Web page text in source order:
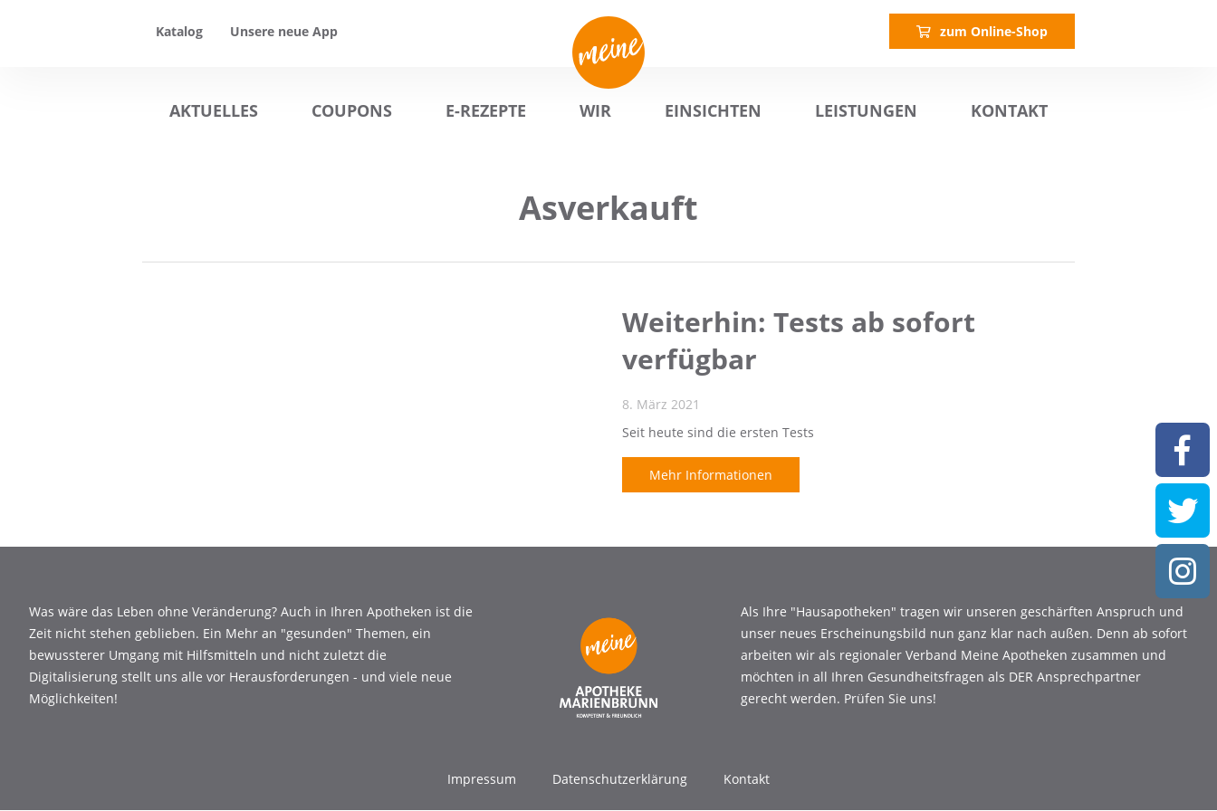
Katalog Unsere neue App zum Online-Shop
AKTUELLES COUPONS E-REZEPTE WIR EINSICHTEN LEISTUNGEN KONTAKT
Asverkauft
Weiterhin: Tests ab sofort
verfügbar
8. März 2021
Seit heute sind die ersten Tests
Mehr Informationen
Was wäre das Leben ohne Veränderung? Auch in Ihren Apotheken ist die
Zeit nicht stehen geblieben. Ein Mehr an "gesunden" Themen, ein
bewussterer Umgang mit Hilfsmitteln und nicht zuletzt die
Digitalisierung stellt uns alle vor Herausforderungen - und viele neue
Möglichkeiten!
Als Ihre "Hausapotheken" tragen wir unseren geschärften Anspruch und
unser neues Erscheinungsbild nun ganz klar nach außen. Denn ab sofort
arbeiten wir als regionaler Verband Meine Apotheken zusammen und
möchten in all Ihren Gesundheitsfragen als DER Ansprechpartner
gerecht werden. Prüfen Sie uns!
Impressum Datenschutzerklärung Kontakt